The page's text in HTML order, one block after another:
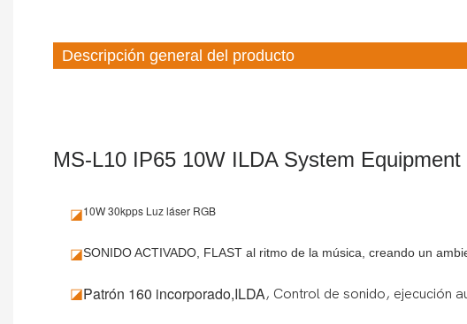
Descripción general del producto
MS-L10 IP65 10W ILDA System
◪10W 30kpps Luz láser RGB
◪SONIDO ACTIVADO, FLAST al ritmo de la música, creando un
◪Patrón 160 incorporado, ,
ILDA Control de sonido, ejecución